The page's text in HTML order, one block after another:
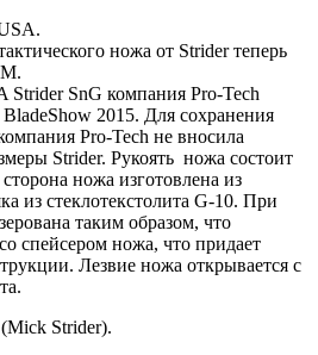
ножа от Strider теперь
SnG компания Pro-Tech
2015. Для сохранения
Pro-Tech не вносила
Strider. Рукоять ножа состоит
ножа изготовлена из
из стеклотекстолита G-10. При
таким образом, что
спейcером ножа, что придает
Лезвие ножа открывается с
Strider).